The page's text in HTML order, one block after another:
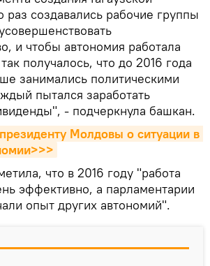
раз создавались рабочие группы
и чтобы автономия работала
получалось, что до 2016 года
занимались политическими
пытался заработать
- подчеркнула башкан.
Молдовы о ситуации в
что в 2016 году "работа
эффективно, а парламентарии
опыт других автономий".